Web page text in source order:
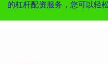
的杠杆配资服务，您可以轻